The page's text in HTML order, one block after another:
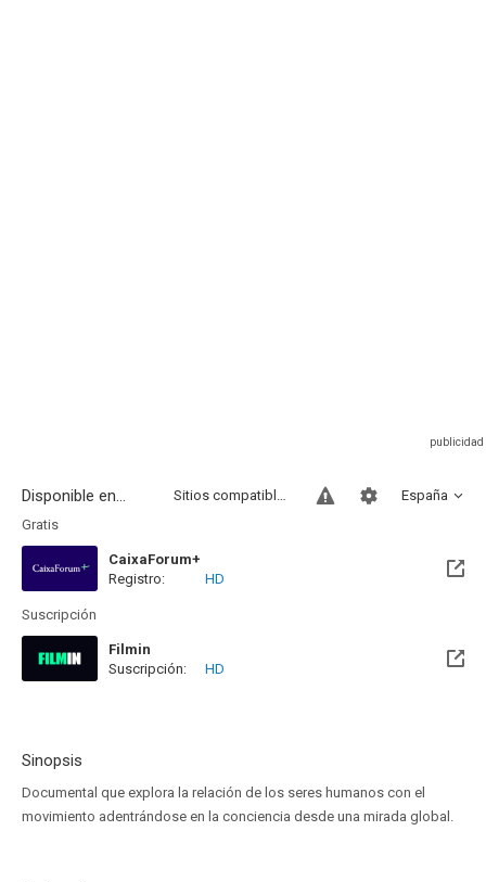
Disponible en... España
Sitios compatibles
Gratis
CaixaForum+
Registro:
HD
Suscripción
Filmin
Disponible hasta el Mar, 22 May 2029 (Quedan 2 años)
Suscripción: HD
Sinopsis
Documental que explora la relación de los seres humanos con el
movimiento adentrándose en la conciencia desde una mirada global.